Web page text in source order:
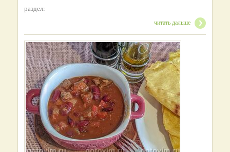
раздел:
читать дальше